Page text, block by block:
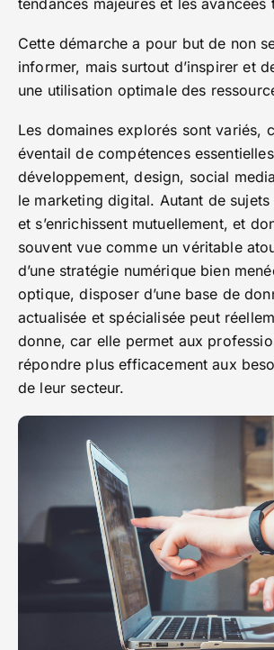
tendances majeures et les avancées
Cette démarche a pour but de non
informer, mais surtout d’inspirer et
une utilisation optimale des
Les domaines explorés sont variés,
éventail de compétences
développement, design, social
le marketing digital. Autant de
et s’enrichissent mutuellement, et
souvent vue comme un véritable
d’une stratégie numérique bien
optique, disposer d’une base de
actualisée et spécialisée peut
donne, car elle permet aux
répondre plus efficacement aux
de leur secteur.